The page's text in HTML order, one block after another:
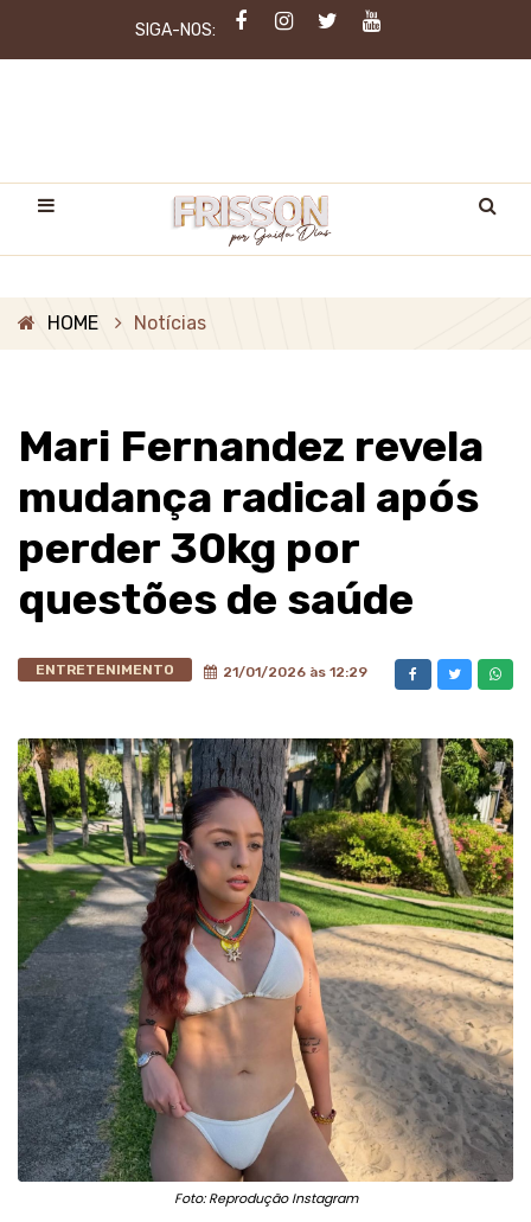
SIGA-NOS:
HOME Notícias
Mari Fernandez revela
mudança radical após
perder 30kg por
questões de saúde
ENTRETENIMENTO 21/01/2026 às 12:29
Foto: Reprodução Instagram